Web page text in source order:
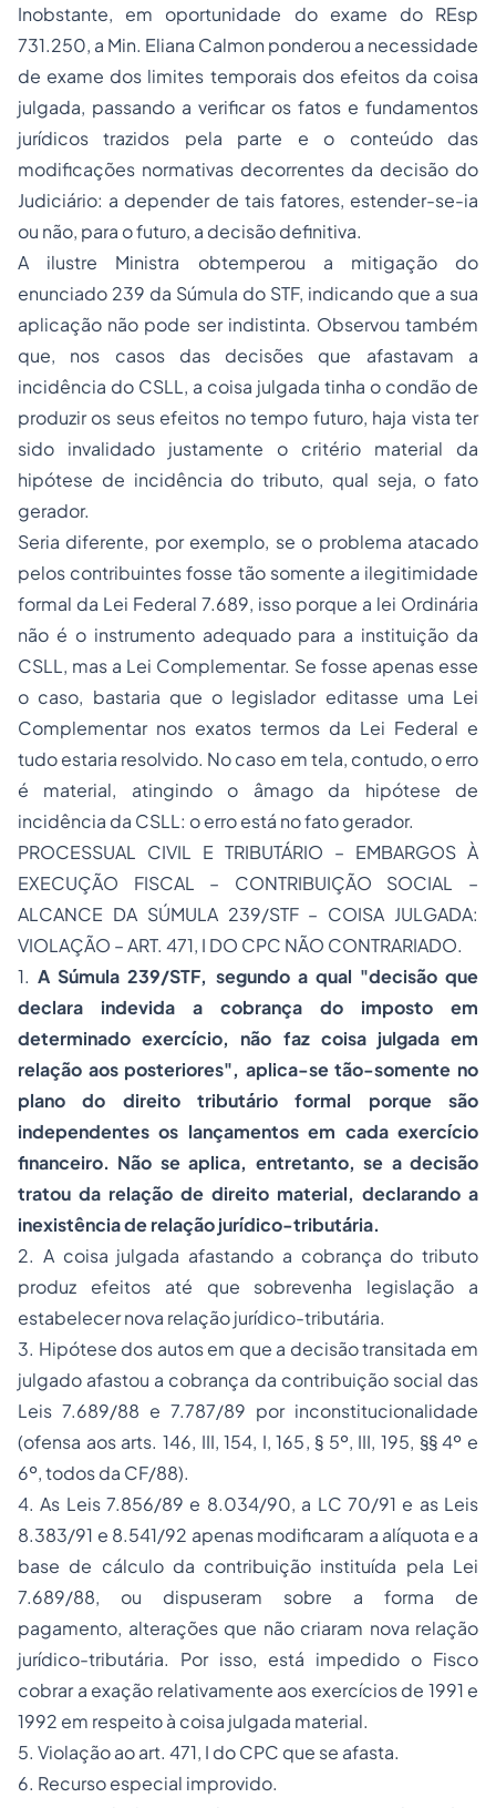
Inobstante, em oportunidade do exame do REsp
731.250, a Min. Eliana Calmon ponderou a necessidade
de exame dos limites temporais dos efeitos da coisa
julgada, passando a verificar os fatos e fundamentos
jurídicos trazidos pela parte e o conteúdo das
modificações normativas decorrentes da decisão do
Judiciário: a depender de tais fatores, estender-se-ia
ou não, para o futuro, a decisão definitiva.
A ilustre Ministra obtemperou a mitigação do
enunciado 239 da Súmula do STF, indicando que a sua
aplicação não pode ser indistinta. Observou também
que, nos casos das decisões que afastavam a
incidência do CSLL, a coisa julgada tinha o condão de
produzir os seus efeitos no tempo futuro, haja vista ter
sido invalidado justamente o critério material da
hipótese de incidência do tributo, qual seja, o fato
gerador.
Seria diferente, por exemplo, se o problema atacado
pelos contribuintes fosse tão somente a ilegitimidade
formal da Lei Federal 7.689, isso porque a lei Ordinária
não é o instrumento adequado para a instituição da
CSLL, mas a Lei Complementar. Se fosse apenas esse
o caso, bastaria que o legislador editasse uma Lei
Complementar nos exatos termos da Lei Federal e
tudo estaria resolvido. No caso em tela, contudo, o erro
é material, atingindo o âmago da hipótese de
incidência da CSLL: o erro está no fato gerador.
PROCESSUAL CIVIL E TRIBUTÁRIO – EMBARGOS À
EXECUÇÃO FISCAL – CONTRIBUIÇÃO SOCIAL –
ALCANCE DA SÚMULA 239/STF – COISA JULGADA:
VIOLAÇÃO – ART. 471, I DO CPC NÃO CONTRARIADO.
1.A Súmula 239/STF, segundo a qual "decisão que
declara indevida a cobrança do imposto em
determinado exercício, não faz coisa julgada em
relação aos posteriores", aplica-se tão-somente no
plano do direito tributário formal porque são
independentes os lançamentos em cada exercício
financeiro. Não se aplica, entretanto, se a decisão
tratou da relação de direito material, declarando a
inexistência de relação jurídico-tributária.
2. A coisa julgada afastando a cobrança do tributo
produz efeitos até que sobrevenha legislação a
estabelecer nova relação jurídico-tributária.
3. Hipótese dos autos em que a decisão transitada em
julgado afastou a cobrança da contribuição social das
Leis 7.689/88 e 7.787/89 por inconstitucionalidade
(ofensa aos arts. 146, III, 154, I, 165, § 5º, III, 195, §§ 4º e
6º, todos da CF/88).
4. As Leis 7.856/89 e 8.034/90, a LC 70/91 e as Leis
8.383/91 e 8.541/92 apenas modificaram a alíquota e a
base de cálculo da contribuição instituída pela Lei
7.689/88, ou dispuseram sobre a forma de
pagamento, alterações que não criaram nova relação
jurídico-tributária. Por isso, está impedido o Fisco
cobrar a exação relativamente aos exercícios de 1991 e
1992 em respeito à coisa julgada material.
5. Violação ao art. 471, I do CPC que se afasta.
6. Recurso especial improvido.